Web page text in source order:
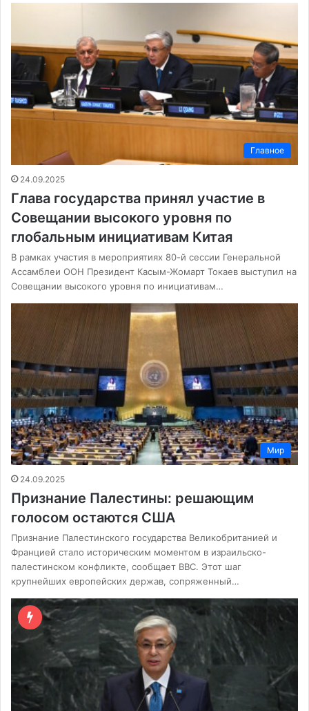
Главное
24.09.2025
Глава государства принял участие в
Совещании высокого уровня по
глобальным инициативам Китая
В рамках участия в мероприятиях 80-й сессии Генеральной
Ассамблеи ООН Президент Касым-Жомарт Токаев выступил на
Совещании высокого уровня по инициативам…
Мир
24.09.2025
Признание Палестины: решающим
голосом остаются США
Признание Палестинского государства Великобританией и
Францией стало историческим моментом в израильско-
палестинском конфликте, сообщает BBC. Этот шаг
крупнейших европейских держав, сопряженный…